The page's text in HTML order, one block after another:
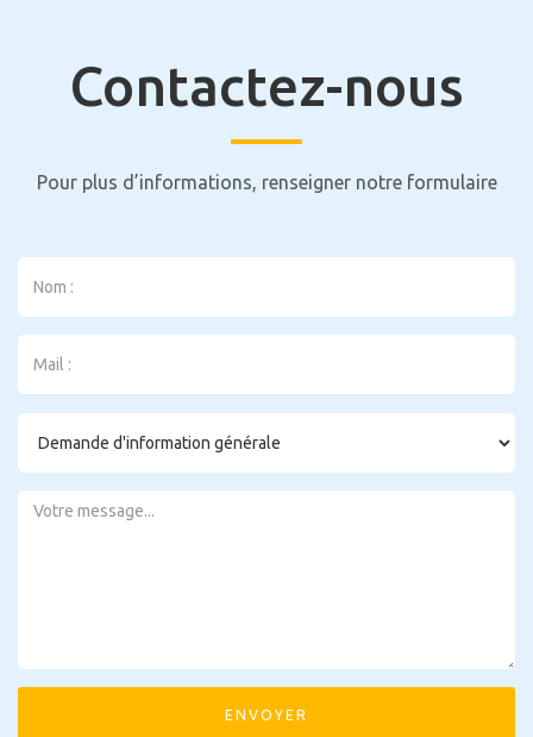
Romain
J'ai fait appel à l'entreprise de location de benne
refaire appel à leur service dans l'avenir.
Contactez-nous
Pour plus d’informations, renseigner notre formulaire
ENVOYER